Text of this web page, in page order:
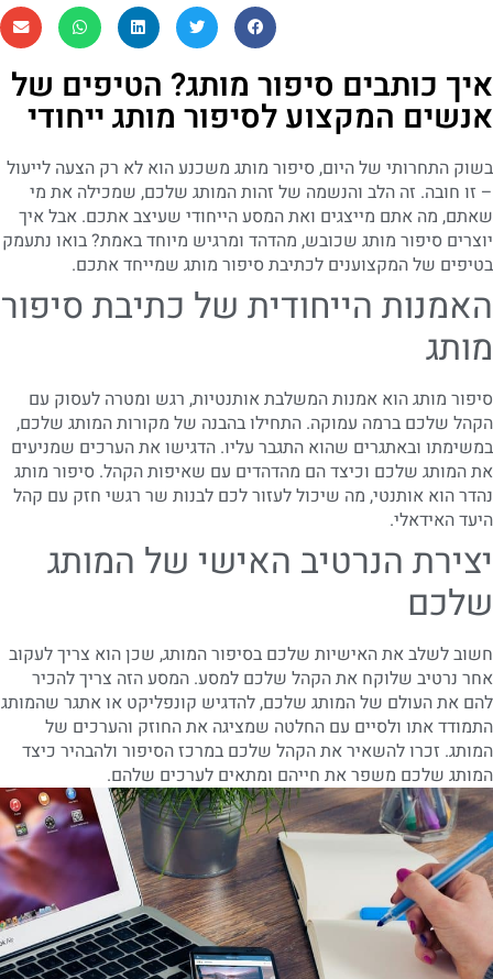
איך כותבים סיפור מותג? הטיפים של
אנשים המקצוע לסיפור מותג ייחודי
בשוק התחרותי של היום, סיפור מותג משכנע הוא לא רק הצעה לייעול
– זו חובה. זה הלב והנשמה של זהות המותג שלכם, שמכילה את מי
שאתם, מה אתם מייצגים ואת המסע הייחודי שעיצב אתכם. אבל איך
יוצרים סיפור מותג שכובש, מהדהד ומרגיש מיוחד באמת? בואו נתעמק
בטיפים של המקצוענים לכתיבת סיפור מותג שמייחד אתכם.
האמנות הייחודית של כתיבת סיפור
מותג
סיפור מותג הוא אמנות המשלבת אותנטיות, רגש ומטרה לעסוק עם
הקהל שלכם ברמה עמוקה. התחילו בהבנה של מקורות המותג שלכם,
במשימתו ובאתגרים שהוא התגבר עליו. הדגישו את הערכים שמניעים
את המותג שלכם וכיצד הם מהדהדים עם שאיפות הקהל. סיפור מותג
נהדר הוא אותנטי, מה שיכול לעזור לכם לבנות שר רגשי חזק עם קהל
היעד האידאלי.
יצירת הנרטיב האישי של המותג
שלכם
חשוב לשלב את האישיות שלכם בסיפור המותג, שכן הוא צריך לעקוב
אחר נרטיב שלוקח את הקהל שלכם למסע. המסע הזה צריך להכיר
להם את העולם של המותג שלכם, להדגיש קונפליקט או אתגר שהמותג
התמודד אתו ולסיים עם החלטה שמציגה את החוזק והערכים של
המותג. זכרו להשאיר את הקהל שלכם במרכז הסיפור ולהבהיר כיצד
המותג שלכם משפר את חייהם ומתאים לערכים שלהם.